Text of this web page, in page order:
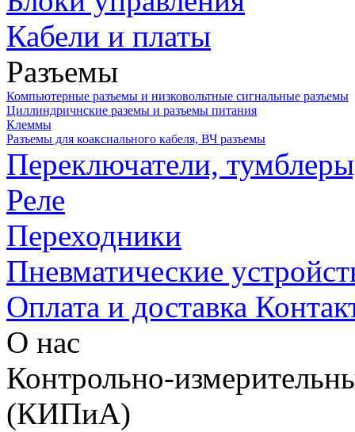
Кабели и платы
Разъемы
Компьютерные разъемы и низковольтные сигнальные разъемы
Циллиндричнские раземы и разъемы питания
Клеммы
Разъемы для коаксиального кабеля, ВЧ разъемы
Переключатели,
Реле
Переходники
Пневматические
Оплата и доставка
О нас
Контрольно-
(КИПиА)